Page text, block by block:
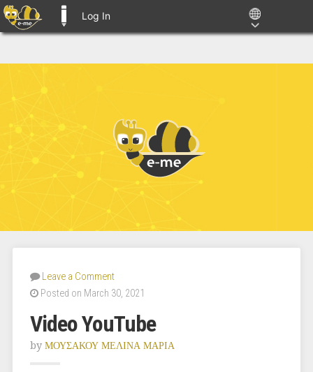
Log In
Leave a Comment
Posted on March 30, 2021
Video YouTube
by ΜΟΥΣΑΚΟΥ ΜΕΛΙΝΑ ΜΑΡΙΑ